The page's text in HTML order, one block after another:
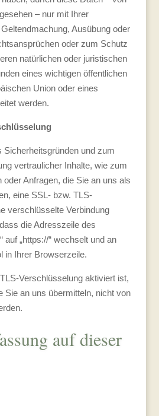
– nur mit Ihrer
Ausübung oder
oder zum Schutz
natürlichen oder juristischen
eines wichtigen öffentlichen
Union oder eines
werden.
Sicherheitsgründen und zum
vertraulicher Inhalte, wie zum
oder Anfragen, die Sie an uns als
eine SSL- bzw. TLS-
verschlüsselte Verbindung
die Adresszeile des
auf „https://“ wechselt und an
in Ihrer Browserzeile.
Verschlüsselung aktiviert ist,
Sie an uns übermitteln, nicht von
auf dieser